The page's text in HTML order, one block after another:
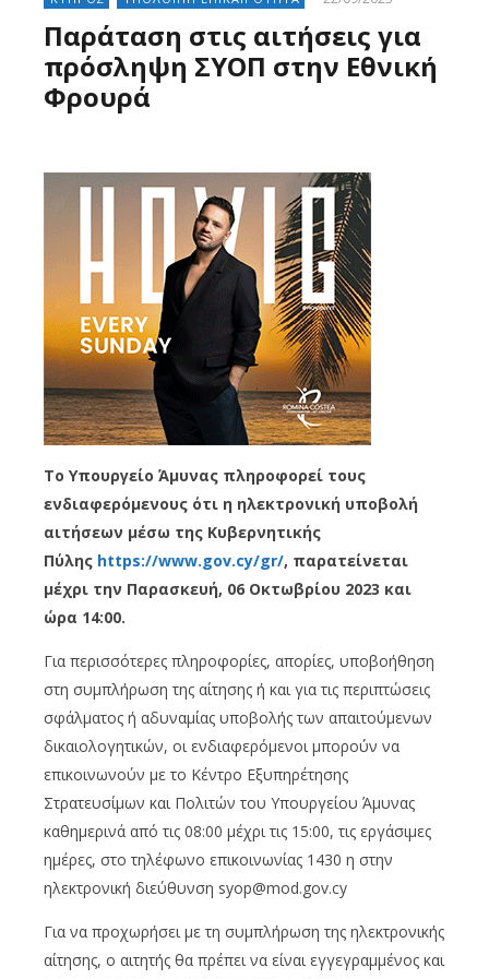
Παράταση στις αιτήσεις για
πρόσληψη ΣΥΟΠ στην Εθνική
Φρουρά
Το Υπουργείο Άμυνας πληροφορεί τους
ενδιαφερόμενους ότι η ηλεκτρονική υποβολή
αιτήσεων μέσω της Κυβερνητικής
Πύλης https://www.gov.cy/gr/, παρατείνεται
μέχρι την Παρασκευή, 06 Οκτωβρίου 2023 και
ώρα 14:00.
Για περισσότερες πληροφορίες, απορίες, υποβοήθηση
στη συμπλήρωση της αίτησης ή και για τις περιπτώσεις
σφάλματος ή αδυναμίας υποβολής των απαιτούμενων
δικαιολογητικών, οι ενδιαφερόμενοι μπορούν να
επικοινωνούν με το Κέντρο Εξυπηρέτησης
Στρατευσίμων και Πολιτών του Υπουργείου Άμυνας
καθημερινά από τις 08:00 μέχρι τις 15:00, τις εργάσιμες
ημέρες, στο τηλέφωνο επικοινωνίας 1430 η στην
ηλεκτρονική διεύθυνση syop@mod.gov.cy
Για να προχωρήσει με τη συμπλήρωση της ηλεκτρονικής
αίτησης, ο αιτητής θα πρέπει να είναι εγγεγραμμένος και